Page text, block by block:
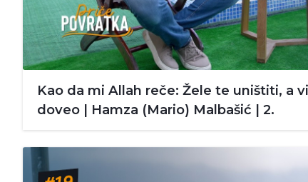
Kao da mi Allah reče: Žele te uništiti, a
doveo | Hamza (Mario) Malbašić | 2.